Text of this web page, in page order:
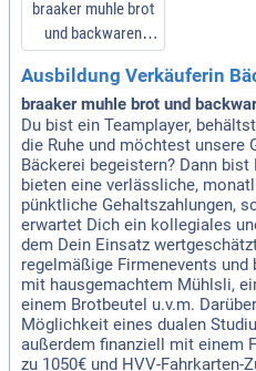
braaker muhle brot
und backwaren
gmbh
Ausbildung Verkäuferin
braaker muhle brot und
Du bist ein Teamplayer,
die Ruhe und möchtest unsere
Bäckerei begeistern? Dann
bieten eine verlässliche,
pünktliche Gehaltszahlungen,
erwartet Dich ein kollegiales
dem Dein Einsatz
regelmäßige Firmenevents
mit hausgemachtem Mühlsli,
einem Brotbeutel u.v.m.
Möglichkeit eines dualen
außerdem finanziell mit einem
zu 1050€ und HVV-Fahrkarten-